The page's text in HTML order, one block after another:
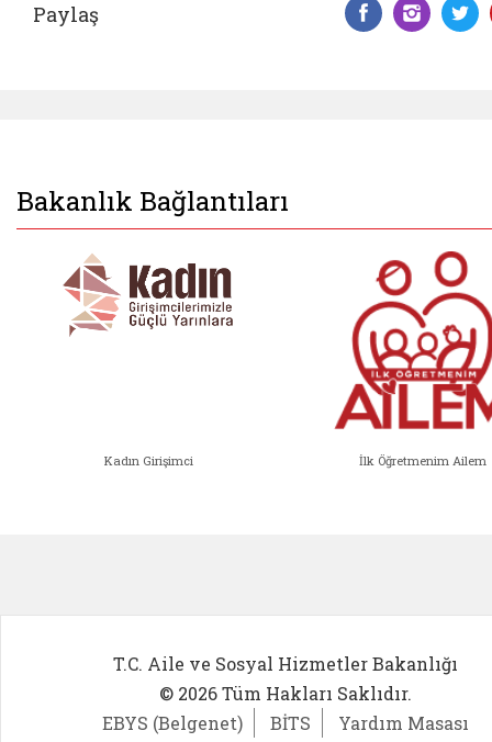
Paylaş
Bakanlık Bağlantıları
Kadın Girişimci İlk Öğretmenim Ailem
T.C. Aile ve Sosyal Hizmetler Bakanlığı
© 2026 Tüm Hakları Saklıdır.
EBYS (Belgenet)
BİTS Yardım Masası